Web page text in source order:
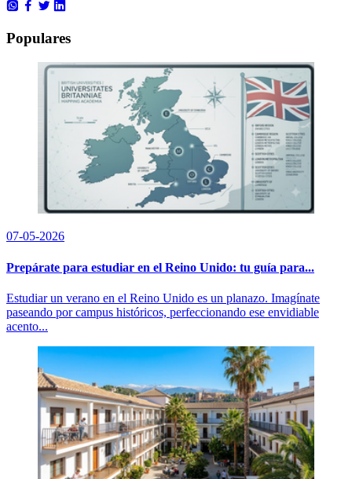
Populares
07-05-2026
Prepárate para estudiar en el Reino Unido: tu guía para...
Estudiar un verano en el Reino Unido es un planazo. Imagínate
paseando por campus históricos, perfeccionando ese envidiable
acento...